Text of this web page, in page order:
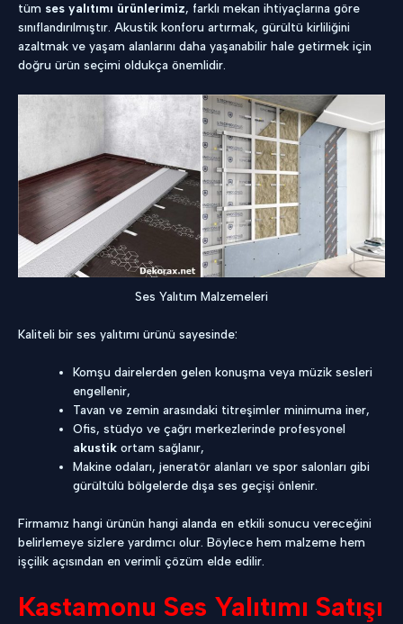
tüm ses yalıtımı ürünlerimiz, farklı mekan ihtiyaçlarına göre
sınıflandırılmıştır. Akustik konforu artırmak, gürültü kirliliğini
azaltmak ve yaşam alanlarını daha yaşanabilir hale getirmek için
doğru ürün seçimi oldukça önemlidir.
Ses Yalıtım Malzemeleri
Kaliteli bir ses yalıtımı ürünü sayesinde:
Komşu dairelerden gelen konuşma veya müzik sesleri
engellenir,
Tavan ve zemin arasındaki titreşimler minimuma iner,
Ofis, stüdyo ve çağrı merkezlerinde profesyonel
akustik ortam sağlanır,
Makine odaları, jeneratör alanları ve spor salonları gibi
gürültülü bölgelerde dışa ses geçişi önlenir.
Firmamız hangi ürünün hangi alanda en etkili sonucu vereceğini
belirlemeye sizlere yardımcı olur. Böylece hem malzeme hem
işçilik açısından en verimli çözüm elde edilir.
Kastamonu Ses Yalıtımı Satışı